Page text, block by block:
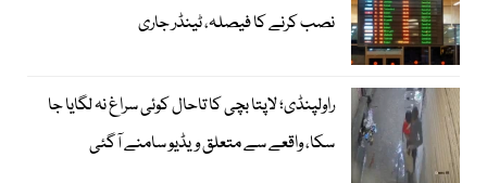
نصب کرنے کا فیصلہ، ٹینڈر جاری
راولپنڈی؛ لاپتا بچی کا تاحال کوئی سراغ نہ لگایا جا
سکا، واقعے سے متعلق ویڈیو سامنے آگئی